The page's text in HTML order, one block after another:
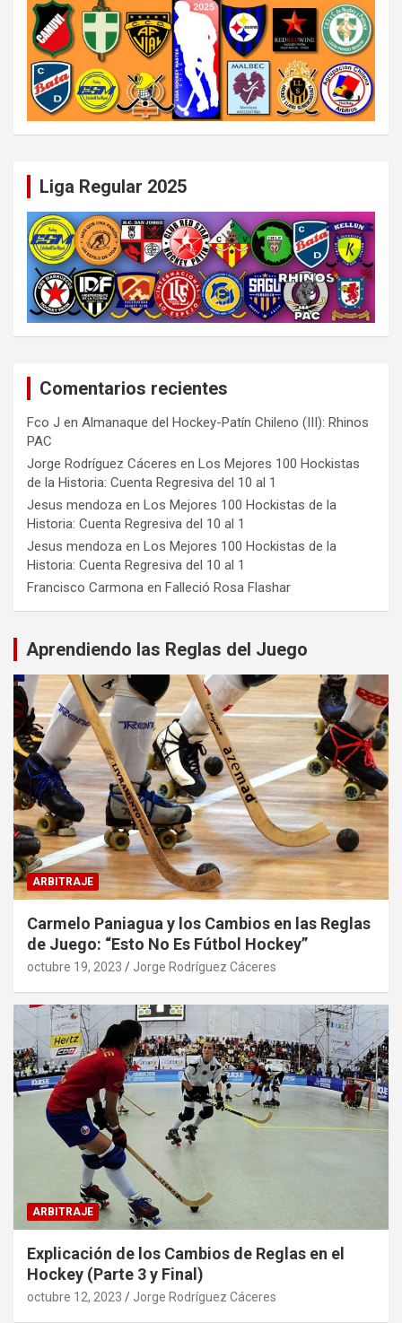
Liga Regular 2025
Comentarios recientes
Fco J en Almanaque del Hockey-Patín Chileno (III): Rhinos
PAC
Jorge Rodríguez Cáceres en Los Mejores 100 Hockistas
de la Historia: Cuenta Regresiva del 10 al 1
Jesus mendoza en Los Mejores 100 Hockistas de la
Historia: Cuenta Regresiva del 10 al 1
Jesus mendoza en Los Mejores 100 Hockistas de la
Historia: Cuenta Regresiva del 10 al 1
Francisco Carmona en Falleció Rosa Flashar
Aprendiendo las Reglas del Juego
ARBITRAJE
Carmelo Paniagua y los Cambios en las Reglas
de Juego: “Esto No Es Fútbol Hockey”
octubre 19, 2023 Jorge Rodríguez Cáceres
ARBITRAJE
Explicación de los Cambios de Reglas en el
Hockey (Parte 3 y Final)
octubre 12, 2023 Jorge Rodríguez Cáceres